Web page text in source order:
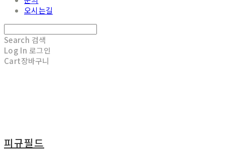
오시는길
Search 검색
Log In 로그인
Cart장바구니
피규필드